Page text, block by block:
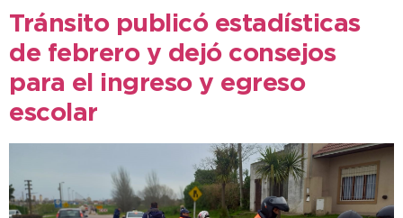
Tránsito publicó estadísticas
de febrero y dejó consejos
para el ingreso y egreso
escolar